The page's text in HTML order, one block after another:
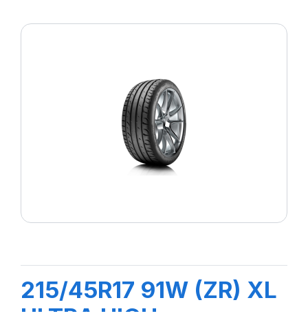
215/45R17 91W (ZR) XL